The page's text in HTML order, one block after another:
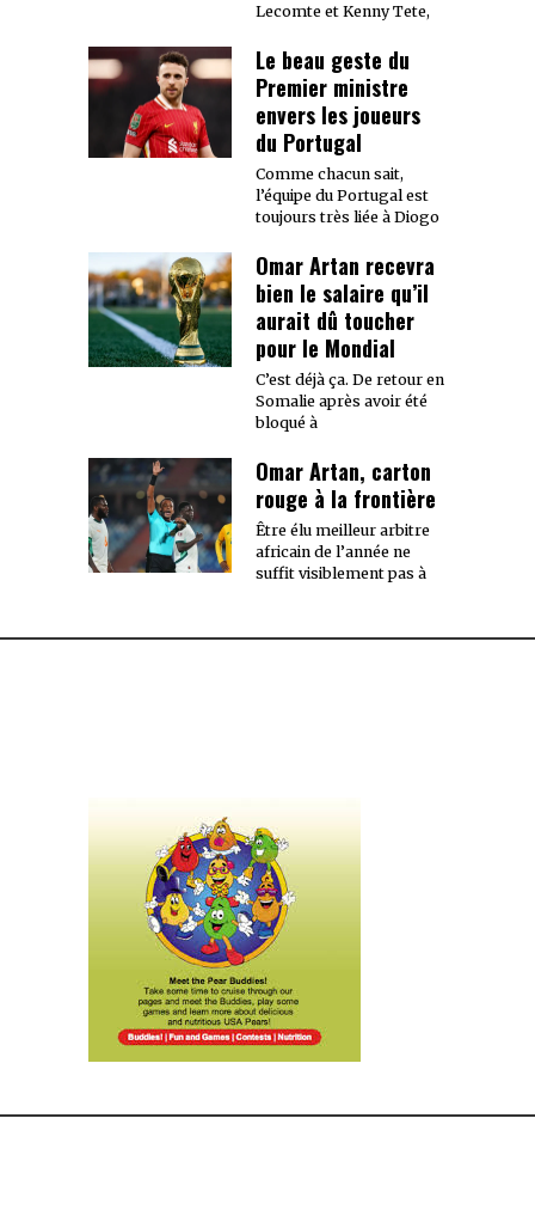
Lecomte et Kenny Tete,
Le beau geste du
Premier ministre
envers les joueurs
du Portugal
Comme chacun sait,
l’équipe du Portugal est
toujours très liée à Diogo
Omar Artan recevra
bien le salaire qu’il
aurait dû toucher
pour le Mondial
C’est déjà ça. De retour en
Somalie après avoir été
bloqué à
Omar Artan, carton
rouge à la frontière
Être élu meilleur arbitre
africain de l’année ne
suffit visiblement pas à